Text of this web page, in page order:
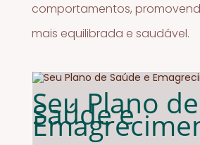
comportamentos,
mais equilibrada e saudável.
Seu Plano de
Saúde e